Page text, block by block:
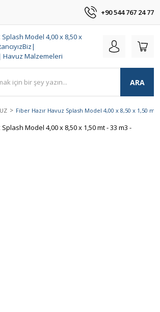
+90 544 767 24 77
ARA
Fiber Hazır Havuz Splash Model 4,00 x 8,50 x 1,50 mt